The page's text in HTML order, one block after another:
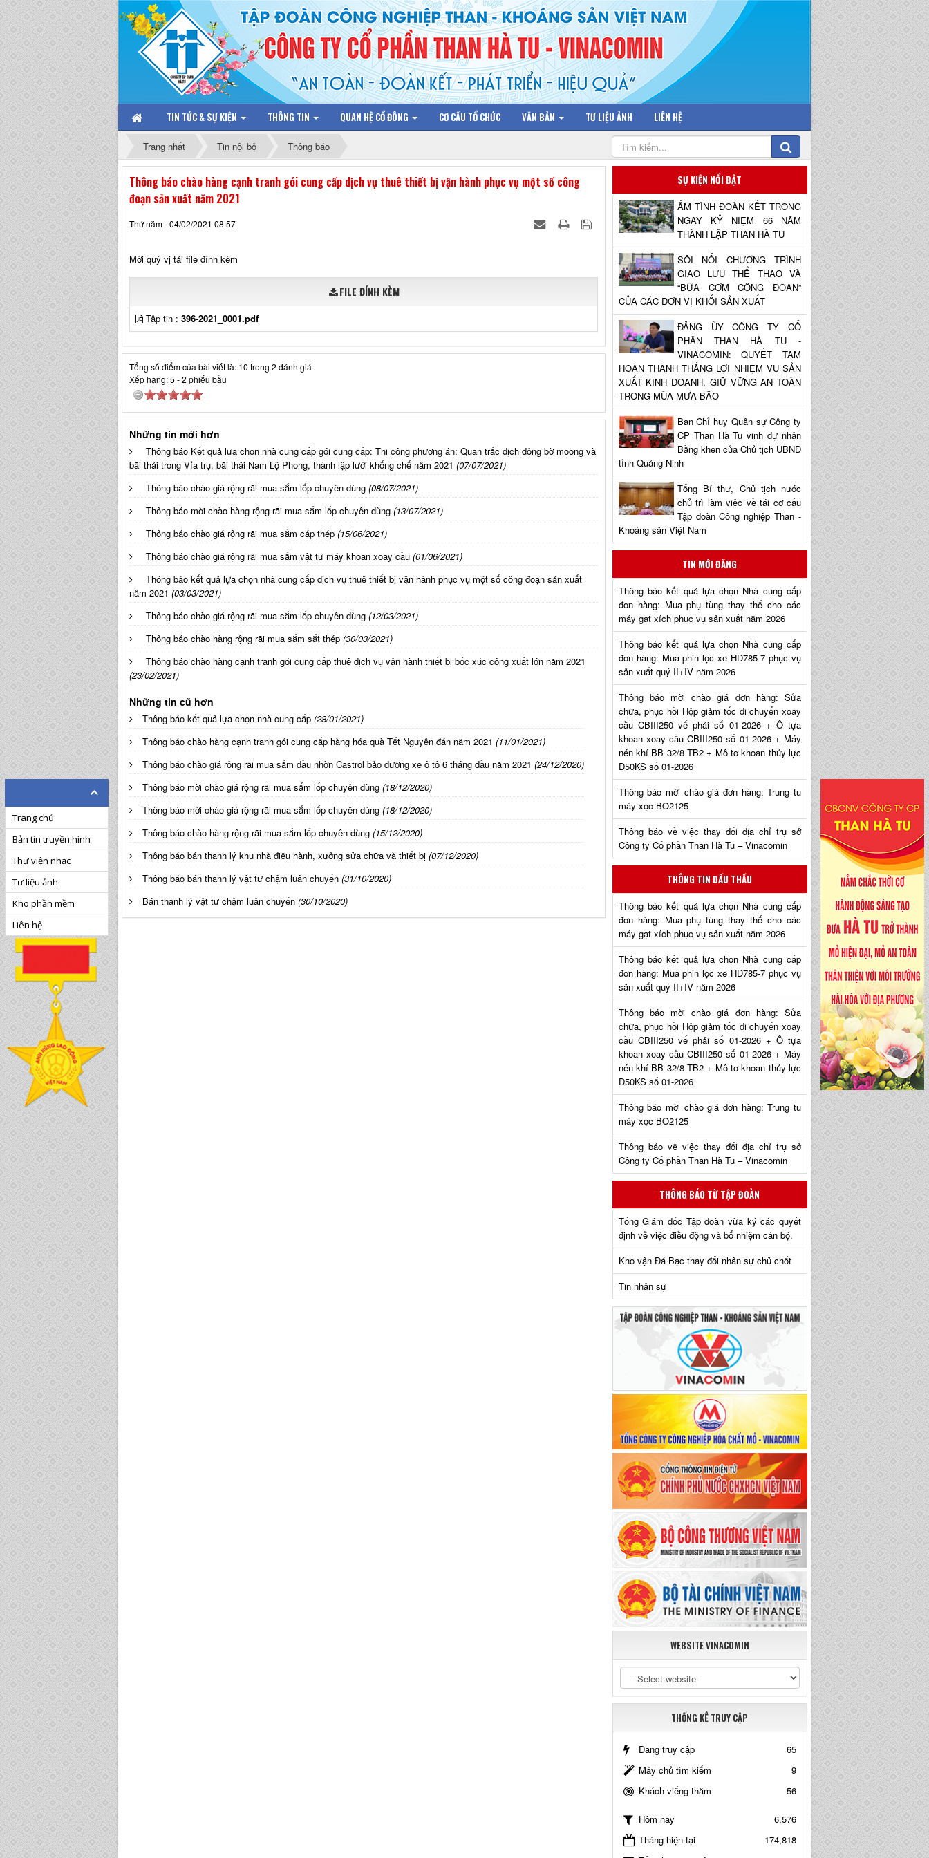
TIN TỨC & SỰ KIỆN THÔNG TIN QUAN HỆ CỔ ĐÔNG CƠ CẤU TỔ CHỨC VĂN BẢN TƯ LIỆU ẢNH LIÊN HỆ
Trang nhất Tin nội bộ Thông báo
Thông báo chào hàng cạnh tranh gói cung cấp dịch vụ thuê thiết bị vận hành phục vụ một số công
đoạn sản xuất năm 2021
Thứ năm - 04/02/2021 08:57
Mời quý vị tải file đính kèm
FILE ĐÍNH KÈM
Tập tin : 396-2021_0001.pdf
Tổng số điểm của bài viết là: 10 trong 2 đánh giá
Xếp hạng:5 -2 phiếu bầu
Những tin mới hơn
Thông báo Kết quả lựa chọn nhà cung cấp gói cung cấp: Thi công phương án: Quan trắc dịch động bờ moong và
bãi thải trong Vỉa trụ, bãi thải Nam Lộ Phong, thành lập lưới khống chế năm 2021 (07/07/2021)
Thông báo chào giá rộng rãi mua sắm lốp chuyên dùng (08/07/2021)
Thông báo mời chào hàng rộng rãi mua sắm lốp chuyên dùng (13/07/2021)
Thông báo chào giá rộng rãi mua sắm cáp thép (15/06/2021)
Thông báo chào giá rộng rãi mua sắm vật tư máy khoan xoay cầu (01/06/2021)
Thông báo kết quả lựa chọn nhà cung cấp dịch vụ thuê thiết bị vận hành phục vụ một số công đoạn sản xuất
năm 2021 (03/03/2021)
Thông báo chào giá rộng rãi mua sắm lốp chuyên dùng (12/03/2021)
Thông báo chào hàng rộng rãi mua sắm sắt thép (30/03/2021)
Thông báo chào hàng cạnh tranh gói cung cấp thuê dịch vụ vận hành thiết bị bốc xúc công xuất lớn năm 2021
(23/02/2021)
Những tin cũ hơn
Thông báo kết quả lựa chọn nhà cung cấp (28/01/2021)
Thông báo chào hàng cạnh tranh gói cung cấp hàng hóa quà Tết Nguyên đán năm 2021 (11/01/2021)
Thông báo chào giá rộng rãi mua sắm dầu nhờn Castrol bảo dưỡng xe ô tô 6 tháng đầu năm 2021 (24/12/2020)
Thông báo mời chào giá rộng rãi mua sắm lốp chuyên dùng (18/12/2020)
Thông báo mời chào giá rộng rãi mua sắm lốp chuyên dùng (18/12/2020)
Thông báo chào hàng rộng rãi mua sắm lốp chuyên dùng (15/12/2020)
Thông báo bán thanh lý khu nhà điều hành, xưởng sửa chữa và thiết bị (07/12/2020)
Thông báo bán thanh lý vật tư chậm luân chuyển (31/10/2020)
Bán thanh lý vật tư chậm luân chuyển (30/10/2020)
SỰ KIỆN NỔI BẬT
ẤM TÌNH ĐOÀN KẾT TRONG
NGÀY KỶ NIỆM 66 NĂM
THÀNH LẬP THAN HÀ TU
SÔI NỔI CHƯƠNG TRÌNH
GIAO LƯU THỂ THAO VÀ
“BỮA CƠM CÔNG ĐOÀN”
CỦA CÁC ĐƠN VỊ KHỐI SẢN XUẤT
ĐẢNG ỦY CÔNG TY CỔ
PHẦN THAN HÀ TU -
VINACOMIN: QUYẾT TÂM
HOÀN THÀNH THẮNG LỢI NHIỆM VỤ SẢN
XUẤT KINH DOANH, GIỮ VỮNG AN TOÀN
TRONG MÙA MƯA BÃO
Ban Chỉ huy Quân sự Công ty
CP Than Hà Tu vinh dự nhận
Bằng khen của Chủ tịch UBND
tỉnh Quảng Ninh
Tổng Bí thư, Chủ tịch nước
chủ trì làm việc về tái cơ cấu
Tập đoàn Công nghiệp Than -
Khoáng sản Việt Nam
TIN MỚI ĐĂNG
Thông báo kết quả lựa chọn Nhà cung cấp
đơn hàng: Mua phụ tùng thay thế cho các
máy gạt xích phục vụ sản xuất năm 2026
Thông báo kết quả lựa chọn Nhà cung cấp
đơn hàng: Mua phin lọc xe HD785-7 phục vụ
sản xuất quý II+IV năm 2026
Thông báo mời chào giá đơn hàng: Sửa
chữa, phục hồi Hộp giảm tốc di chuyển xoay
cầu CBIII250 vế phải số 01-2026 + Ô tựa
khoan xoay cầu CBIII250 số 01-2026 + Máy
nén khí BB 32/8 TB2 + Mô tơ khoan thủy lực
D50KS số 01-2026
Thông báo mời chào giá đơn hàng: Trung tu
máy xọc BO2125
Thông báo về việc thay đổi địa chỉ trụ sở
Công ty Cổ phần Than Hà Tu – Vinacomin
THÔNG TIN ĐẤU THẦU
Thông báo kết quả lựa chọn Nhà cung cấp
đơn hàng: Mua phụ tùng thay thế cho các
máy gạt xích phục vụ sản xuất năm 2026
Thông báo kết quả lựa chọn Nhà cung cấp
đơn hàng: Mua phin lọc xe HD785-7 phục vụ
sản xuất quý II+IV năm 2026
Thông báo mời chào giá đơn hàng: Sửa
chữa, phục hồi Hộp giảm tốc di chuyển xoay
cầu CBIII250 vế phải số 01-2026 + Ô tựa
khoan xoay cầu CBIII250 số 01-2026 + Máy
nén khí BB 32/8 TB2 + Mô tơ khoan thủy lực
D50KS số 01-2026
Thông báo mời chào giá đơn hàng: Trung tu
máy xọc BO2125
Thông báo về việc thay đổi địa chỉ trụ sở
Công ty Cổ phần Than Hà Tu – Vinacomin
THÔNG BÁO TỪ TẬP ĐOÀN
Tổng Giám đốc Tập đoàn vừa ký các quyết
định về việc điều động và bổ nhiệm cán bộ.
Kho vận Đá Bạc thay đổi nhân sự chủ chốt
Tin nhân sự
WEBSITE VINACOMIN
THỐNG KÊ TRUY CẬP
Đang truy cập
65
Máy chủ tìm kiếm
9
Khách viếng thăm
56
Hôm nay
6,576
Tháng hiện tại
174,818
Trang chủ
Bản tin truyền hình
Thư viện nhạc
Tư liệu ảnh
Kho phần mềm
Liên hệ